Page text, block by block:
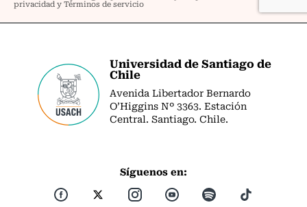
Universidad de Santiago de
Chile
Avenida Libertador Bernardo
O’Higgins Nº 3363. Estación
Central. Santiago. Chile.
Síguenos en: